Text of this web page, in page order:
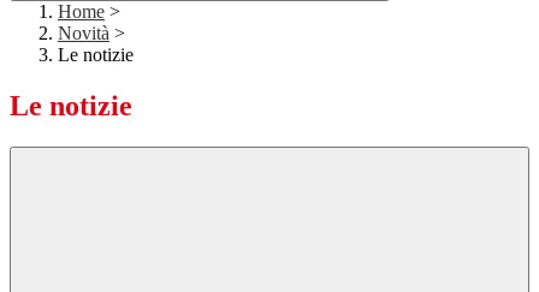
Home >
Novità >
Le notizie
Le notizie